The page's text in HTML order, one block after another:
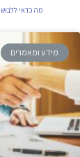
מה כדאי ללבוש
מידע ומאמרים